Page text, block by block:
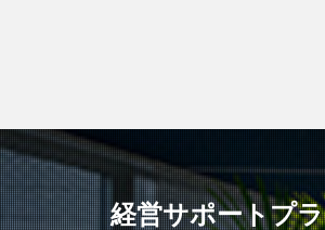
経営サポートプ